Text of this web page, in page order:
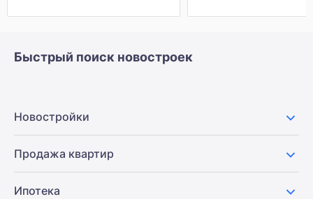
Быстрый поиск новостроек
Новостройки
Продажа квартир
Ипотека